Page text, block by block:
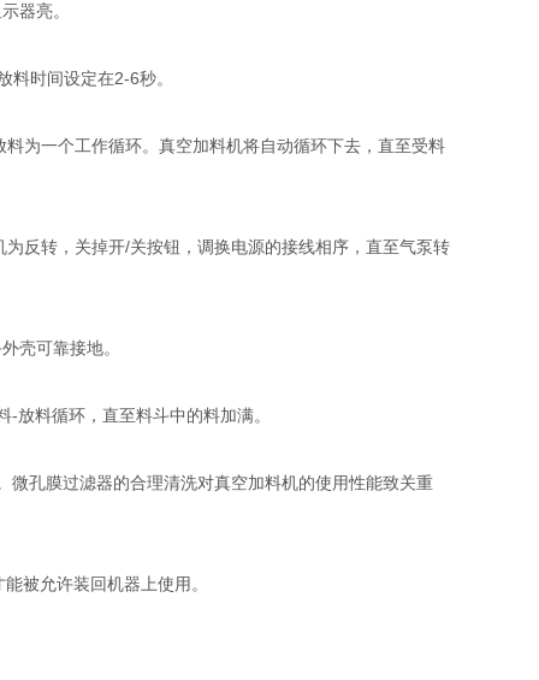
器亮。
料时间设定在2-6秒。
为一个工作循环。真空加料机将自动循环下去，直至受料
为反转，关掉开/关按钮，调换电源的接线相序，直至气泵转
壳可靠接地。
-放料循环，直至料斗中的料加满。
孔膜过滤器的合理清洗对真空加料机的使用性能致关重
被允许装回机器上使用。